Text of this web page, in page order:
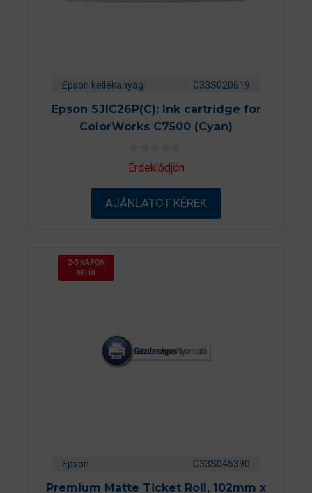
Epson kellékanyag C33S020619
Epson SJIC26P(C): Ink cartridge for
ColorWorks C7500 (Cyan)
0
a
-
ő
Érdeklődjön
AJÁNLATOT KÉREK
2-3 NAPON
BELÜL
Epson C33S045390
Premium Matte Ticket Roll, 102mm x